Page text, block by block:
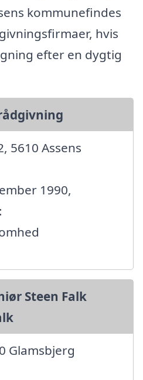
kommunefindes
hvis
efter en dygtig
5610 Assens
1990,
Steen Falk
Glamsbjerg